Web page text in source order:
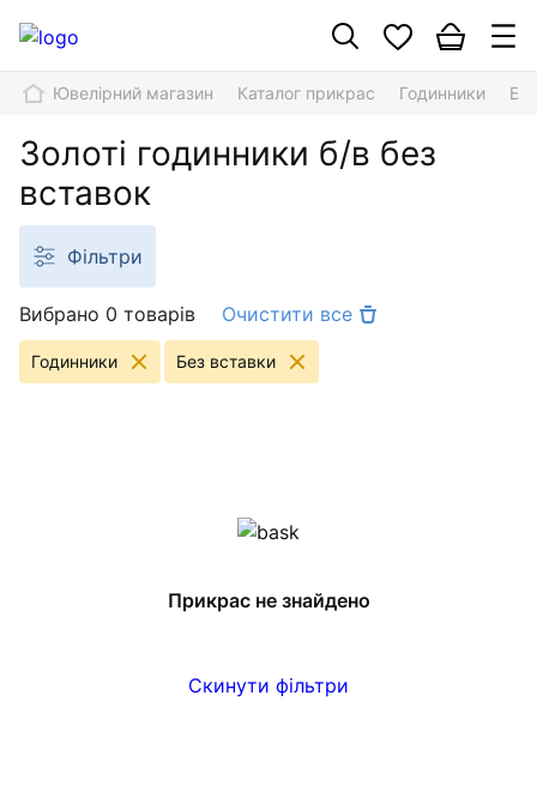
Ювелірний магазин Каталог прикрас Годинники
Золоті годинники б/в без
вставок
Вибрано 0 товарів Очистити все
Годинники Без вставки
Фільтри
Прикрас не знайдено
Скинути фільтри